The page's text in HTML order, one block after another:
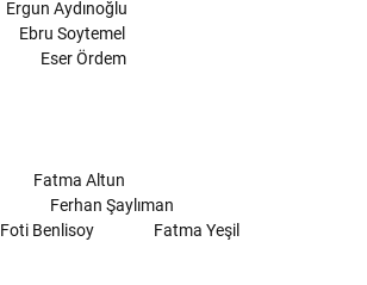
Ergun Aydınoğlu
Ebru Soytemel
Eser Ördem
Fatma Altun
Ferhan Şaylıman
Foti Benlisoy Fatma Yeşil